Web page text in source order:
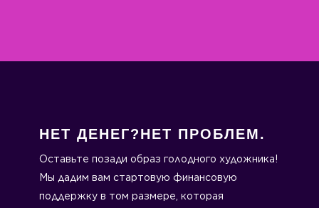
НЕТ ДЕНЕГ?НЕТ ПРОБЛЕМ.
Оставьте позади образ голодного художника!
Мы дадим вам стартовую финансовую
поддержку в том размере, которая